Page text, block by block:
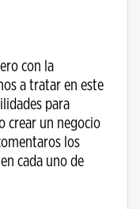
con la
a tratar en este
para
crear un negocio
los
cada uno de